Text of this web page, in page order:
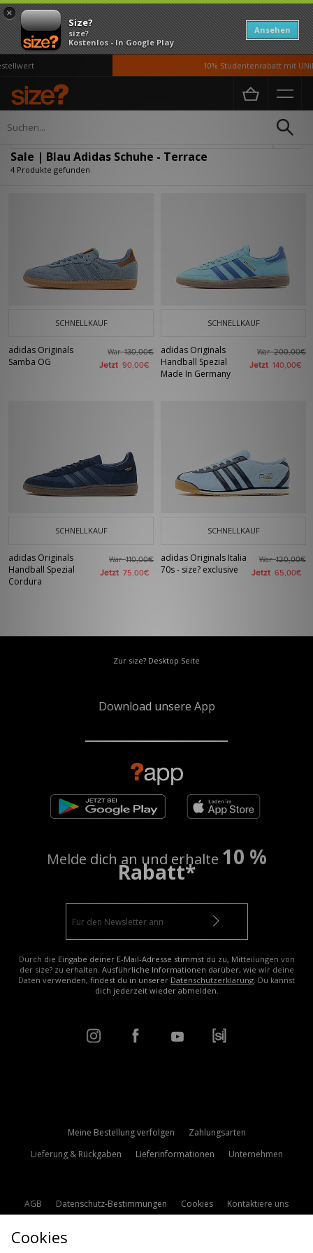
×
Size?
size?
Kostenlos - In Google Play
Ansehen
10% Studentenrabatt mit
Home Herren
Sale | Blau Adidas Schuhe - Terrace
4 Produkte gefunden
SCHNELLKAUF
adidas Originals
Samba OG
War130,00€
Jetzt 90,00€
SCHNELLKAUF
adidas Originals
Handball Spezial
Made In Germany
War200,00€
Jetzt 140,00€
SCHNELLKAUF
adidas Originals
Handball Spezial
Cordura
War110,00€
Jetzt 75,00€
SCHNELLKAUF
adidas Originals Italia
70s - size? exclusive
War120,00€
Jetzt 65,00€
Zur size? Desktop Seite
Download unsere App
Melde dich an und erhalte 10 %
Rabatt*
Durch die Eingabe deiner E-Mail-Adresse stimmst du zu, Mitteilungen von
der size? zu erhalten. Ausführliche Informationen darüber, wie wir deine
Daten verwenden, findest du in unserer Datenschutzerklärung. Du kannst
dich jederzeit wieder abmelden.
Meine Bestellung verfolgen
Zahlungsarten
Lieferung & Rückgaben
Lieferinformationen Unternehmen
AGB Datenschutz-Bestimmungen Cookies
Kontaktiere uns
Cookies